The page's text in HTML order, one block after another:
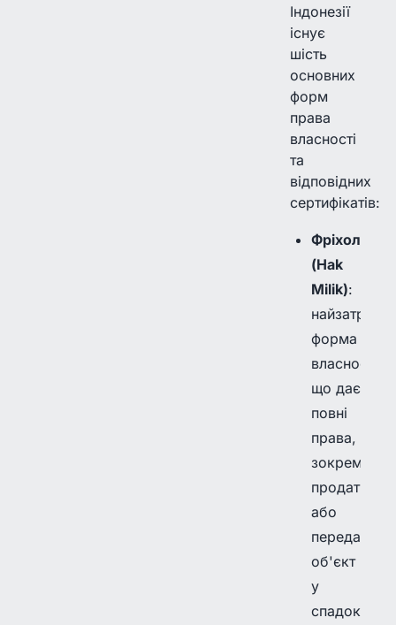
Індонезії
існує
шість
основних
форм
права
власності
та
відповідних
сертифікатів:
Фріхолд
(Hak
Milik):
форма
власності,
що дає
повні
права,
зокрема
продати
або
передати
об'єкт
у
спадок.